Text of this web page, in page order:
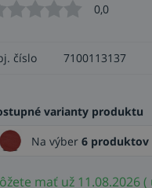
0,0
číslo 7100113137
varianty produktu
Na výber 6 produktov
mať už 11.08.2026